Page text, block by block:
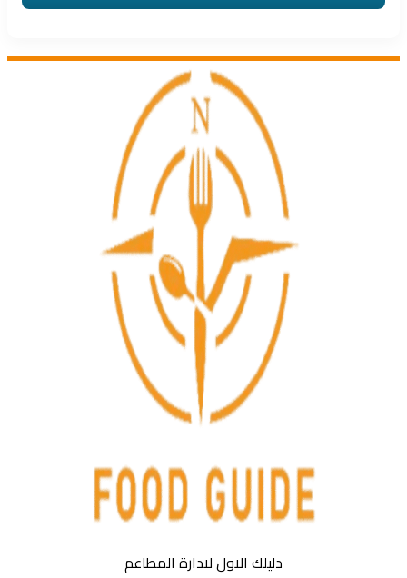
دليلك الاول لادارة المطاعم